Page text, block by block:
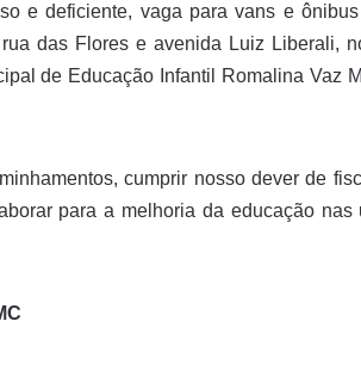
e deficiente, vaga para vans e
das Flores e avenida Luiz Liberali,
de Educação Infantil Romalina Vaz
cumprir nosso dever de
para a melhoria da educação nas